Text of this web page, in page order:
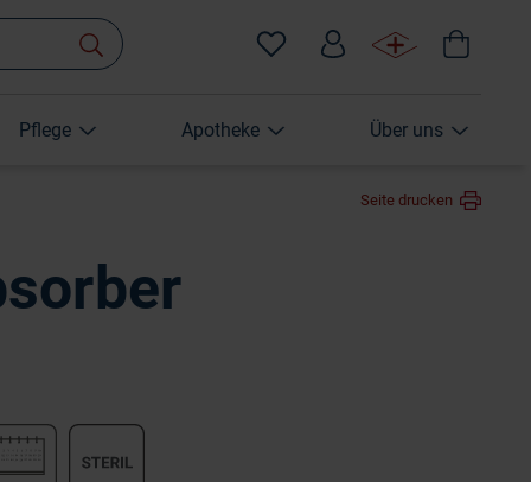
Pflege Apotheke Über uns
Seite drucken